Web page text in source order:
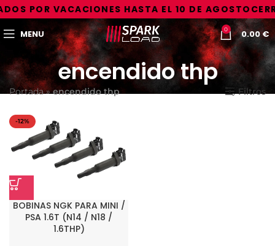
POR VACACIONES HASTA EL 10 DE AGOSTO
MENU 0 0.00€
encendido thp
Portada»encendido thp Filtros
-12%
BOBINAS NGK PARA MINI /
PSA 1.6T (N14 / N18 /
1.6THP)